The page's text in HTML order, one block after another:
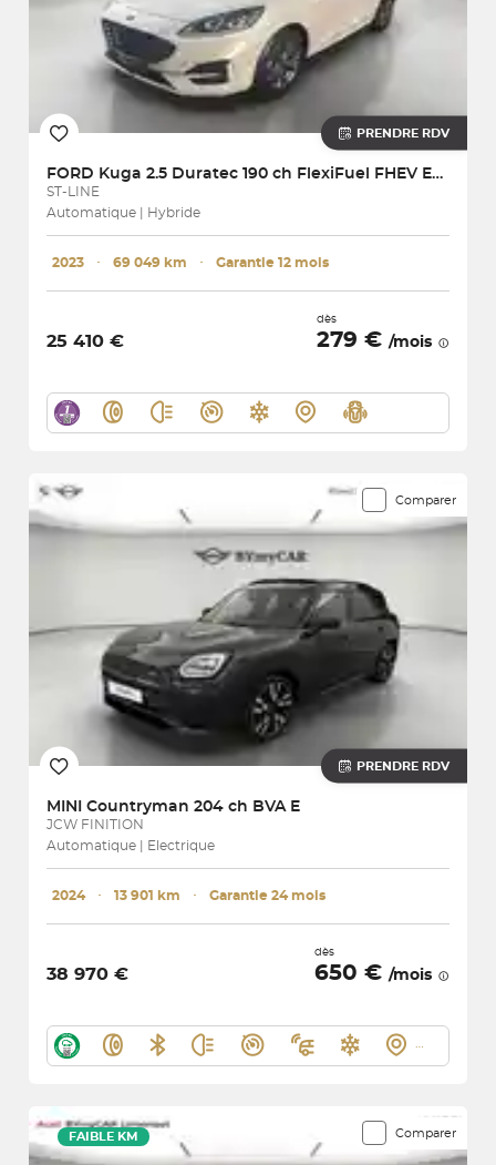
PRENDRE RDV
FORD Kuga 2.5 Duratec 190 ch FlexiFuel FHEV E85 Powershift
ST-LINE
Automatique | Hybride
2023 ･ 69 049 km ･ Garantie 12 mois
25 410 €
dès
279 € /mois
Comparer
PRENDRE RDV
MINI Countryman 204 ch BVA E
JCW FINITION
Automatique | Electrique
2024 ･ 13 901 km ･ Garantie 24 mois
38 970 €
dès
650 € /mois
Comparer
FAIBLE KM